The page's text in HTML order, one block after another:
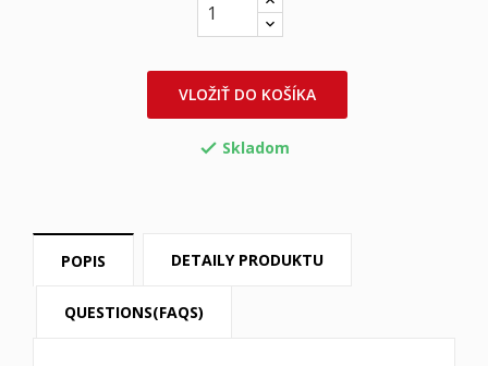
VLOŽIŤ DO KOŠÍKA
 Skladom
POPIS DETAILY PRODUKTU
QUESTIONS(FAQS)